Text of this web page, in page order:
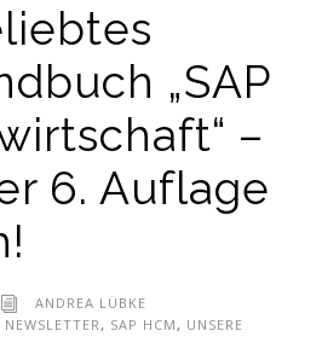
„SAP
–
6. Auflage
ANDREA LÜBKE
NEWSLETTER, SAP HCM, UNSERE